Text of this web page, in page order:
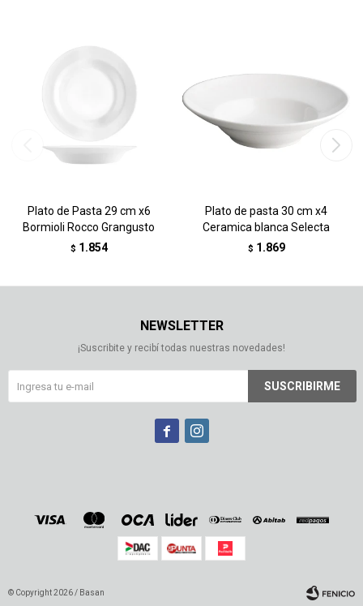
Plato de Pasta 29 cm x6
Bormioli Rocco Grangusto
$ 1.854
Plato de pasta 30 cm x4
Ceramica blanca Selecta
$ 1.869
NEWSLETTER
¡Suscribite y recibí todas nuestras novedades!
SUSCRIBIRME
 
© Copyright 2026 / Basan